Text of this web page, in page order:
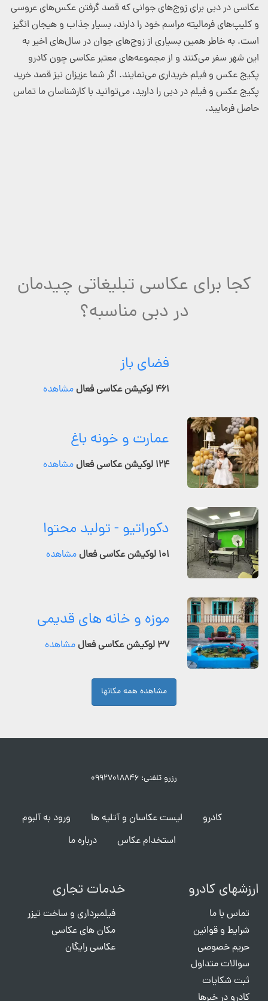
عکاسی در دبی برای زوج‌های جوانی که قصد گرفتن عکس‌های عروسی
و کلیپ‌های فرمالیته مراسم خود را دارند، بسیار جذاب و هیجان انگیز
است. به خاطر همین بسیاری از زوج‌های جوان در سال‌های اخیر به
این شهر سفر می‌کنند و از مجموعه‌های معتبر عکاسی چون کادرو
پکیج عکس و فیلم خریداری می‌نمایند. اگر شما عزیزان نیز قصد خرید
پکیج عکس و فیلم در دبی را دارید، می‌توانید با کارشناسان ما تماس
حاصل فرمایید.
کجا برای عکاسی تبلیغاتی چیدمان
در دبی مناسبه؟
فضای باز
۴۶۱ لوکیشن عکاسی فعال مشاهده
عمارت و خونه باغ
۱۲۴ لوکیشن عکاسی فعال مشاهده
دکوراتیو - تولید محتوا
۱۰۱ لوکیشن عکاسی فعال مشاهده
موزه و خانه های قدیمی
۳۷ لوکیشن عکاسی فعال مشاهده
مشاهده همه مکانها
رزرو تلفنی: ۰۹۹۲۷۰۱۸۸۴۶
کادرو لیست عکاسان و آتلیه ها
ورود به آلبوم
استخدام عکاس
درباره ما
ارزشهای کادرو
تماس با ما
شرایط و قوانین
حریم خصوصی
سوالات متداول
ثبت شکایات
کادرو در خبرها
خدمات تجاری
فیلمبرداری و ساخت تیزر
مکان های عکاسی
عکاسی رایگان